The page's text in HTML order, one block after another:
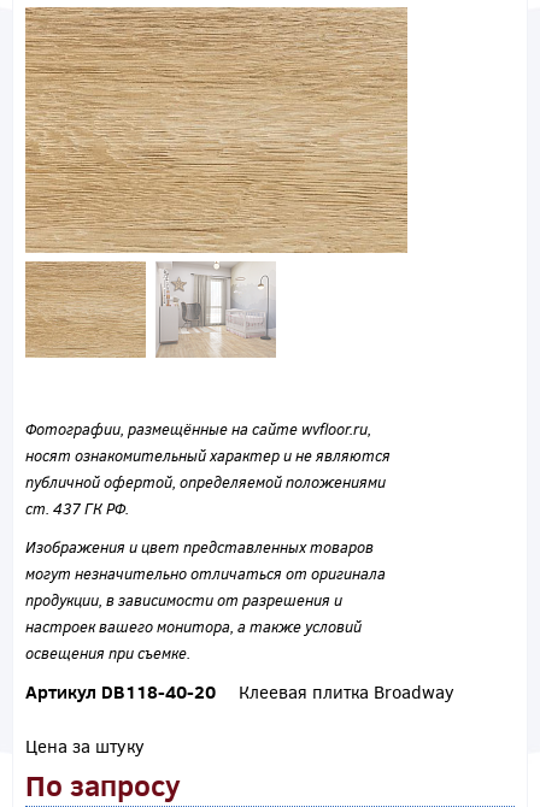
Фотографии, размещённые на сайте wvfloor.ru,
носят ознакомительный характер и не являются
публичной офертой, определяемой положениями
ст. 437 ГК РФ.
Изображения и цвет представленных товаров
могут незначительно отличаться от оригинала
продукции, в зависимости от разрешения и
настроек вашего монитора, а также условий
освещения при съемке.
Артикул DB118-40-20 Клеевая плитка Broadway
Цена за штуку
По запросу